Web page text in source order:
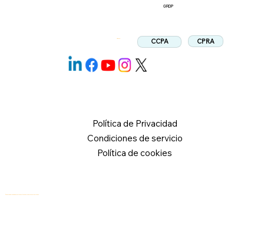
Política de Privacidad
Condiciones de servicio
Política de cookies
GRDP
CCPA CPRA